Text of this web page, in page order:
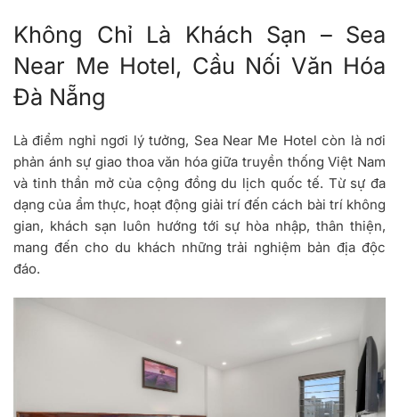
Không Chỉ Là Khách Sạn – Sea
Near Me Hotel, Cầu Nối Văn Hóa
Đà Nẵng
Là điểm nghỉ ngơi lý tưởng, Sea Near Me Hotel còn là nơi
phản ánh sự giao thoa văn hóa giữa truyền thống Việt Nam
và tinh thần mở của cộng đồng du lịch quốc tế. Từ sự đa
dạng của ẩm thực, hoạt động giải trí đến cách bài trí không
gian, khách sạn luôn hướng tới sự hòa nhập, thân thiện,
mang đến cho du khách những trải nghiệm bản địa độc
đáo.